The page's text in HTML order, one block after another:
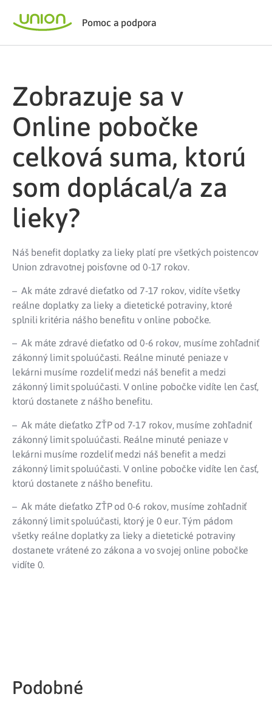
Pomoc a podpora
Zobrazuje sa v
Online pobočke
celková suma, ktorú
som doplácal/a za
lieky?
Náš benefit doplatky za lieky platí pre všetkých poistencov
Union zdravotnej poisťovne od 0-17 rokov.
– Ak máte zdravé dieťatko od 7-17 rokov, vidíte všetky
reálne doplatky za lieky a dietetické potraviny, ktoré
splnili kritéria nášho benefitu v online pobočke.
– Ak máte zdravé dieťatko od 0-6 rokov, musíme zohľadniť
zákonný limit spoluúčasti. Reálne minuté peniaze v
lekárni musíme rozdeliť medzi náš benefit a medzi
zákonný limit spoluúčasti. V online pobočke vidíte len časť,
ktorú dostanete z nášho benefitu.
– Ak máte dieťatko ZŤP od 7-17 rokov, musíme zohľadniť
zákonný limit spoluúčasti. Reálne minuté peniaze v
lekárni musíme rozdeliť medzi náš benefit a medzi
zákonný limit spoluúčasti. V online pobočke vidíte len časť,
ktorú dostanete z nášho benefitu.
– Ak máte dieťatko ZŤP od 0-6 rokov, musíme zohľadniť
zákonný limit spoluúčasti, ktorý je 0 eur. Tým pádom
všetky reálne doplatky za lieky a dietetické potraviny
dostanete vrátené zo zákona a vo svojej online pobočke
vidíte 0.
Podobné​